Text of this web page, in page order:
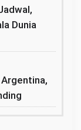
Dunia